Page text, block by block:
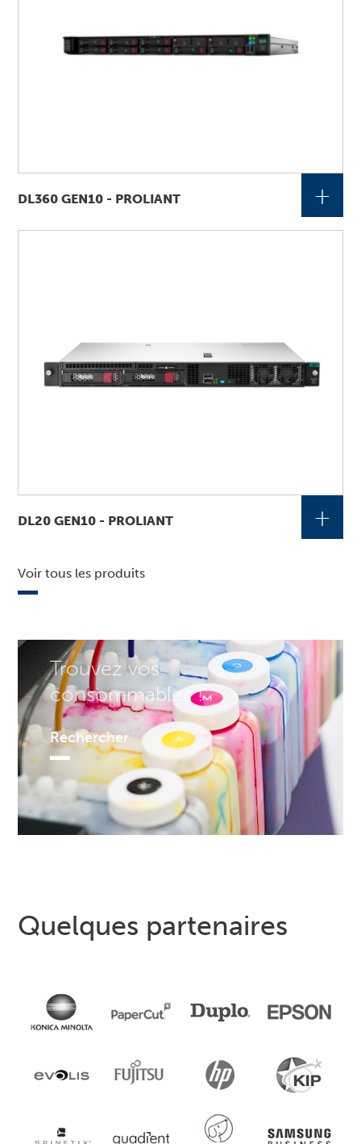
Trouvez vos
consommables !
Rechercher
DL360 GEN10 - PROLIANT +
DL20 GEN10 - PROLIANT +
Voir tous les produits
Quelques partenaires